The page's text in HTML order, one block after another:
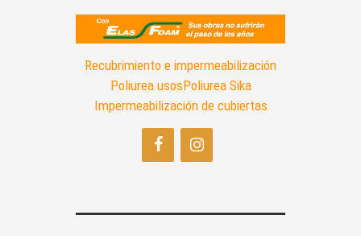
Recubrimiento e impermeabilización
Poliurea usosPoliurea Sika
Impermeabilización de cubiertas